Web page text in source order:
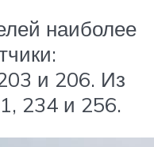
наиболее
и 206. Из
234 и 256.